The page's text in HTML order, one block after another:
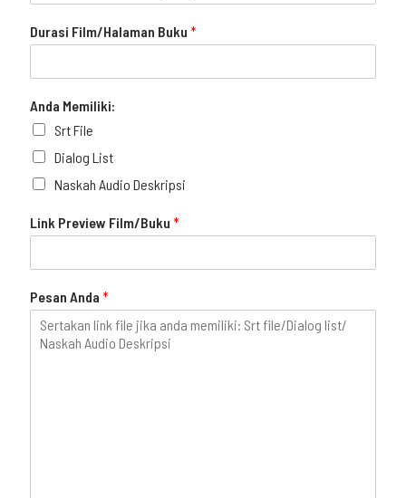
Durasi Film/Halaman Buku *
Anda Memiliki:
Srt File
Dialog List
Naskah Audio Deskripsi
Link Preview Film/Buku *
Pesan Anda *